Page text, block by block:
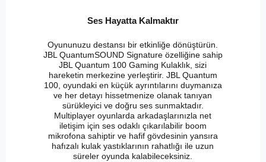
Ses Hayatta Kalmaktır
Oyununuzu destansı bir etkinliğe dönüştürün.
JBL QuantumSOUND Signature özelliğine sahip
JBL Quantum 100 Gaming Kulaklık, sizi
hareketin merkezine yerleştirir. JBL Quantum
100, oyundaki en küçük ayrıntılarını duymanıza
ve her detayı hissetmenize olanak tanıyan
sürükleyici ve doğru ses sunmaktadır.
Multiplayer oyunlarda arkadaşlarınızla net
iletişim için ses odaklı çıkarılabilir boom
mikrofona sahiptir ve hafif gövdesinin yansıra
hafızalı kulak yastıklarının rahatlığı ile uzun
süreler oyunda kalabileceksiniz.